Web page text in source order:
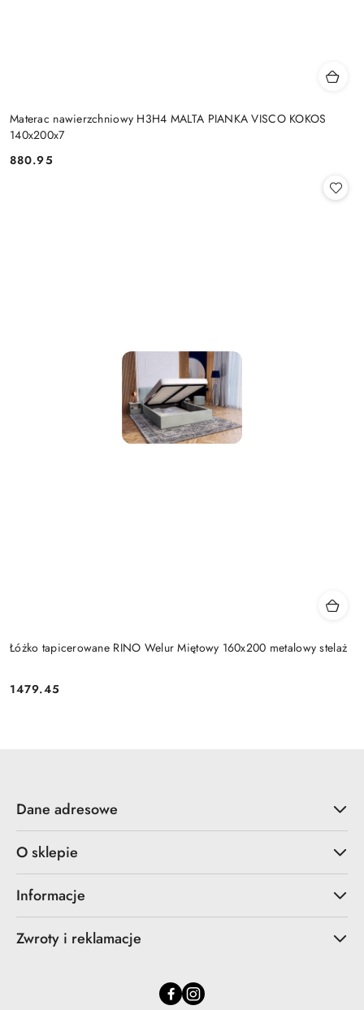
Materac nawierzchniowy H3H4 MALTA PIANKA VISCO KOKOS
140x200x7
Cena:
880.95
Łóżko tapicerowane RINO Welur Miętowy 160x200 metalowy stelaż
Cena:
1479.45
Dane adresowe
O sklepie
Informacje
Zwroty i reklamacje